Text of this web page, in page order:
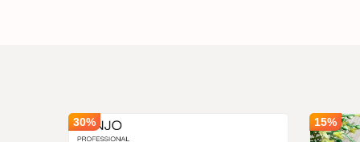
Ghi chú : Giá trên
30% 15%